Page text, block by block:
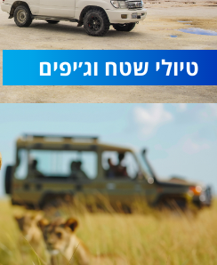
טיולי שטח וג׳יפים